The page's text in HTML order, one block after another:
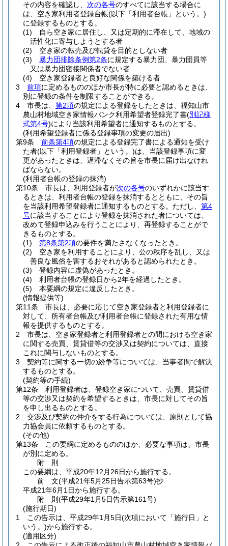
その内容を確認し、 次の各号のすべてに該当する場合に
は、空き家利用者登録台帳(以下「利用者台帳」という。)
に登録するものとする。
(1)
自ら空き家に居住し、又は定期的に滞在して、地域の
活性化に寄与しようとする者
(2)
空き家の転売及び転貸を目的としない者
(3)
暴力団排除条例第2条に規定する暴力団、暴力団員等
又は暴力団密接関係者でない者
(4)
空き家登録者と良好な関係を築ける者
3
前項に定めるもののほか市長が特に必要と認めるときは、
別に登録の条件を制限することができる。
4
市長は、 第2項の規定による登録をしたときは、福知山市
農山村地域空き家情報バンク利用希望者登録完了書(別記様
式第4号)により当該利用希望者に通知するものとする。
(利用希望登録者に係る登録事項の変更の届出)
第9条
前条第4項の規定による登録完了書による通知を受け
た者(以下「利用登録者」という。)は、当該登録事項に変
更があったときは、遅滞なくその旨を市長に届け出なけれ
ばならない。
(利用者台帳の登録の抹消)
第10条
市長は、利用登録者が次の各号のいずれかに該当す
るときは、利用者台帳の登録を抹消するとともに、その旨
を当該利用希望登録者に通知するものとする。 ただし、 第4
号に該当することにより登録を抹消された者については、
改めて登録申込みを行うことにより、再登録することがで
きるものとする。
(1)
第8条第2項の要件を満たさなくなったとき。
(2)
空き家を利用することにより、公の秩序を乱し、又は
善良な風俗を害するおそれがあると認められたとき。
(3)
登録内容に虚偽があったとき。
(4)
利用者台帳の登録日から2年を経過したとき。
(5)
本要綱の規定に違反したとき。
(情報提供等)
第11条
市長は、必要に応じて空き家登録者と利用登録者に
対して、所有者台帳及び利用者台帳に登録された有用な情
報を提供するものとする。
2
市長は、空き家登録者と利用登録者との間における空き家
に関する売買、賃貸借等の交渉又は契約については、直接
これに関与しないものとする。
3
契約等に関する一切の紛争等については、当事者間で解決
するものとする。
(契約等の手続)
第12条
利用登録者は、登録空き家について、売買、賃貸借
等の交渉又は契約を希望するときは、市長に対してその旨
を申し出るものとする。
2
交渉及び契約の仲介をする行為については、原則として協
力協会員に依頼するものとする。
(その他)
第13条
この要綱に定めるもののほか、必要な事項は、市長
が別に定める。
附 則
この要綱は、平成20年12月26日から施行する。
前文(平成21年5月25日告示第63号)抄
平成21年6月1日から施行する。
附 則(平成29年1月5日告示第161号)
(施行期日)
1
この告示は、平成29年1月5日(次項において「施行日」と
いう。)から施行する。
(適用区分)